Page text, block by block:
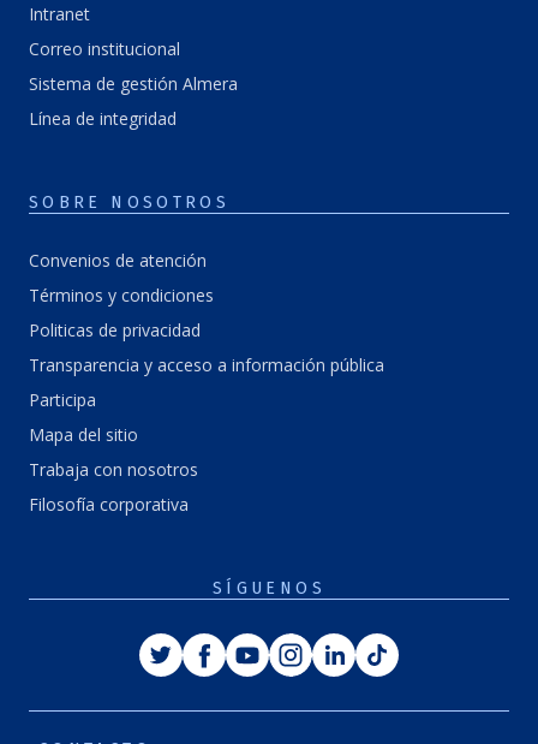
Intranet
Correo institucional
Sistema de gestión Almera
Línea de integridad
SOBRE NOSOTROS
Convenios de atención
Términos y condiciones
Politicas de privacidad
Transparencia y acceso a información pública
Participa
Mapa del sitio
Trabaja con nosotros
Filosofía corporativa
SÍGUENOS
TwitterFacebook
YoutubeInstagram
LinkedinTiktok